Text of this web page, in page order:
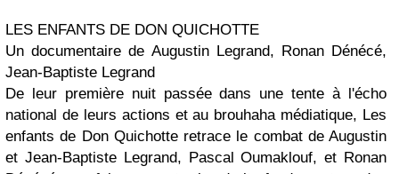
LES ENFANTS DE DON QUICHOTTE
Un documentaire de Augustin Legrand, Ronan Dénécé,
Jean-Baptiste Legrand
De leur première nuit passée dans une tente à l'écho
national de leurs actions et au brouhaha médiatique, Les
enfants de Don Quichotteretrace le combat de Augustin
et Jean-Baptiste Legrand, Pascal Oumaklouf, et Ronan